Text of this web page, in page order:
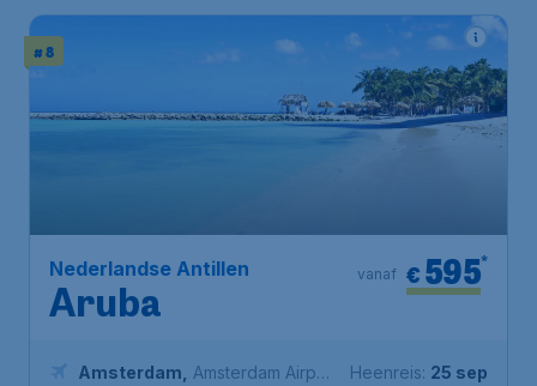
# 8
Nederlandse Antillen
Aruba
€ 595*
vanaf
Amsterdam
Amsterdam Airport
Heenreis: 25 sep